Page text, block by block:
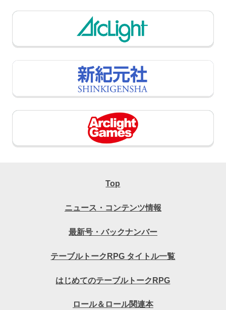
Top
ニュース・コンテンツ情報
最新号・バックナンバー
テーブルトークRPG タイトル一覧
はじめてのテーブルトークRPG
ロール＆ロール関連本